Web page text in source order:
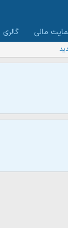
مالی گالری